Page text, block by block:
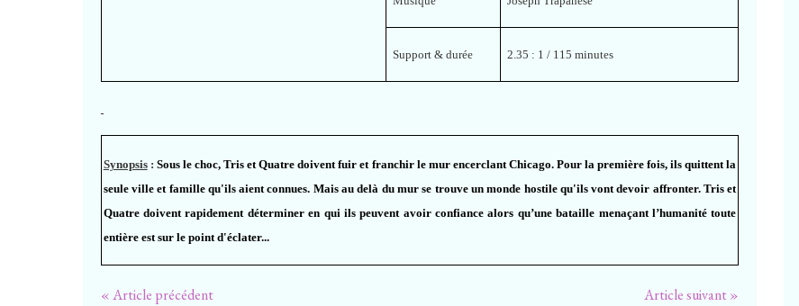
Support & durée 2.35 : 1 / 115 minutes
Synopsis: Sous le choc, Tris et Quatre doivent fuir et franchir le mur encerclant Chicago. Pour la première fois, ils quittent la
seule ville et famille qu'ils aient connues. Mais au delà du mur se trouve un monde hostile qu'ils vont devoir affronter. Tris et
Quatre doivent rapidement déterminer en qui ils peuvent avoir confiance alors qu’une bataille menaçant l’humanité toute
entière est sur le point d'éclater...
« Article précédent Article suivant »